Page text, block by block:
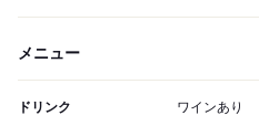
メニュー
ドリンク ワインあり